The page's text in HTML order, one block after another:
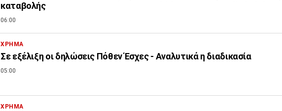
καταβολής
06:00
ΧΡΗΜΑ
Σε εξέλιξη οι δηλώσεις Πόθεν Έσχες - Αναλυτικά η διαδικασία
05:00
ΧΡΗΜΑ